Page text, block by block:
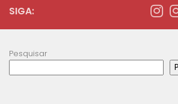
SIGA:
Pesquisar